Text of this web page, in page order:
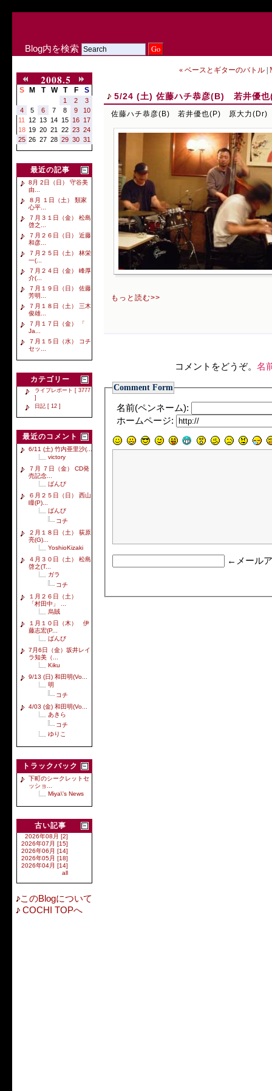
Blog内を検索
2008.5
S M T W T F S
1 2
3
4
5 6 7 8 9
10
11
12 13 14 15 16 17
18 19 20 21 22 23 24
25 26 27 28 29 30 31
最近の記事
8月 2日（日） 守谷美
由...
８月 １日（土） 類家
心平...
７月３１日（金） 松島
啓之...
７月２６日（日） 近藤
和彦...
７月２５日（土） 林栄
一(...
７月２４日（金） 峰厚
介(...
７月１９日（日） 佐藤
芳明...
７月１８日（土） 三木
俊雄...
７月１７日（金） 「
Ja...
７月１５日（水） コチ
セッ...
カテゴリー
ライブレポート [ 3777
]
日記 [ 12 ]
最近のコメント
6/11 (土) 竹内亜里沙(...
victory
７月 ７日（金） CD発
売記念...
ばんび
６月２５日（日） 西山
瞳(P)...
ばんび
コチ
２月１８日（土） 荻原
亮(G)...
YoshioKizaki
４月３０日（土） 松島
啓之(T...
ガラ
コチ
１月２６日（土）
「村田中」 ...
烏賊
１月１０日（木） 伊
藤志宏(P...
ばんび
7月6日（金）坂井レイ
ラ知美（...
Kiku
9/13 (日) 和田明(Vo...
明
コチ
4/03 (金) 和田明(Vo...
あきら
コチ
ゆりこ
トラックバック
下町のシークレットセ
ッショ...
Miya\'s News
古い記事
2026年08月 [2]
2026年07月 [15]
2026年06月 [14]
2026年05月 [18]
2026年04月 [14]
all
このBlogについて
COCHI TOPへ
« ベースとギターのバトル|
5/24 (土) 佐藤ハチ恭彦(B) 若井優
佐藤ハチ恭彦(B) 若井優也(P) 原大力(Dr)
もっと読む>>
コメントをどうぞ。 名
Comment Form
名前(ペンネーム):
ホームページ:
←メール